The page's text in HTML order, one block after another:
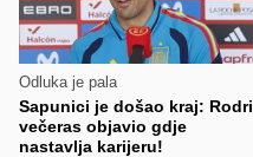
Odluka je pala
Sapunici je došao kraj: Rodri
večeras objavio gdje
nastavlja karijeru!